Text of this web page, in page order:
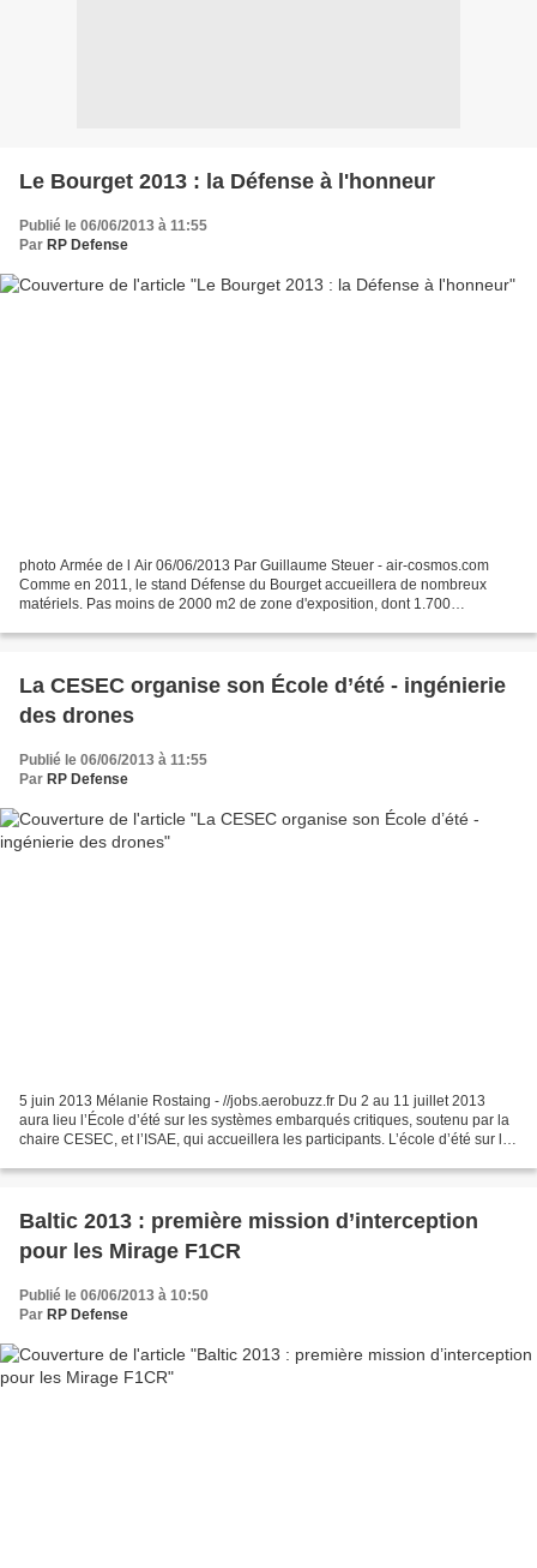
Le Bourget 2013 : la Défense à l'honneur
Publié le 06/06/2013 à 11:55
Par RP Defense
photo Armée de l Air 06/06/2013 Par Guillaume Steuer - air-cosmos.com
Comme en 2011, le stand Défense du Bourget accueillera de nombreux
matériels. Pas moins de 2000 m2 de zone d'exposition, dont 1.700
La CESEC organise son École d’été - ingénierie
des drones
Publié le 06/06/2013 à 11:55
Par RP Defense
5 juin 2013 Mélanie Rostaing - //jobs.aerobuzz.fr Du 2 au 11 juillet 2013
aura lieu l’École d’été sur les systèmes embarqués critiques, soutenu par la
chaire CESEC, et l’ISAE, qui accueillera les participants. L’école d’été sur les
Baltic 2013 : première mission d’interception
pour les Mirage F1CR
Publié le 06/06/2013 à 10:50
Par RP Defense